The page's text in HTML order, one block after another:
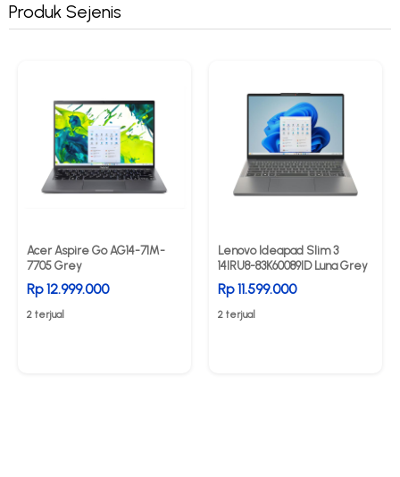
Produk Sejenis
Acer Aspire Go AG14-71M-
7705 Grey
Rp 12.999.000
2 terjual
Lenovo Ideapad Slim 3
14IRU8-83K60089ID Luna Grey
Rp 11.599.000
2 terjual